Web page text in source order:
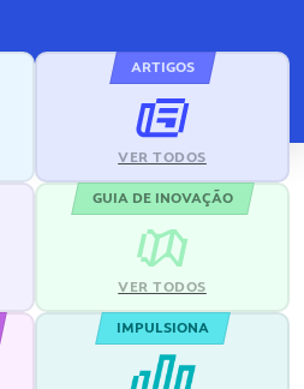
ARTIGOS
VER TODOS
GUIA DE INOVAÇÃO
VER TODOS
IMPULSIONA